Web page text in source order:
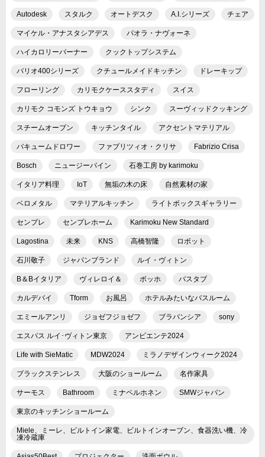
Autodesk スタルク オートデスク A.I.シリーズ チェア
マイケル・アナスタシアデス パオラ・ナヴォーネ
ハイカロリーバーナー クックトップシステム
バリオ400シリーズ クチュールメイドキッチン ドレーキップ
フローリング カリモクケーススタディ スイス
カリモク コモンズ トウキョウ シンク スーヴィッドクッキング
スチームオーブン キッチンタイル アクセントマテリアル
バキュームドロワー ファブリツィオ・クリサ Fabrizio Crisa
Bosch ニュージーパイン 石巻工房 by karimoku
イタリア料理 IoT 無垢の木の床 自然素材の家
ベロメタル マテリアルキッチン ライトボックスギャラリー
センプレ センプレホーム Karimoku New Standard
Lagostina 未来 KNS 高橋智隆 ロボット
石川敬子 ジャパンブランド ルイ・ヴィトン
B＆Bイタリア ヴィレロイ＆ ボッホ バスタブ
カルデバイ Tform お風呂 ホテルみたいなバスルーム
エミールアンリ ジョゼフジョゼフ ブラバンシア sony
エスパス ルイ･ヴィトン東京 アンビエンテ2024
Life with SieMatic MDW2024 ミラノデザインウィーク2024
ブラックステンレス 大阪のショールーム 名作家具
サーモス Bathroom ミナペルホネン SMWジャパン
東京のキッチンショールーム
Miele、ミーレ、ビルトイン家電、ビルトインオーブン、食器洗い機、冷
凍冷蔵庫